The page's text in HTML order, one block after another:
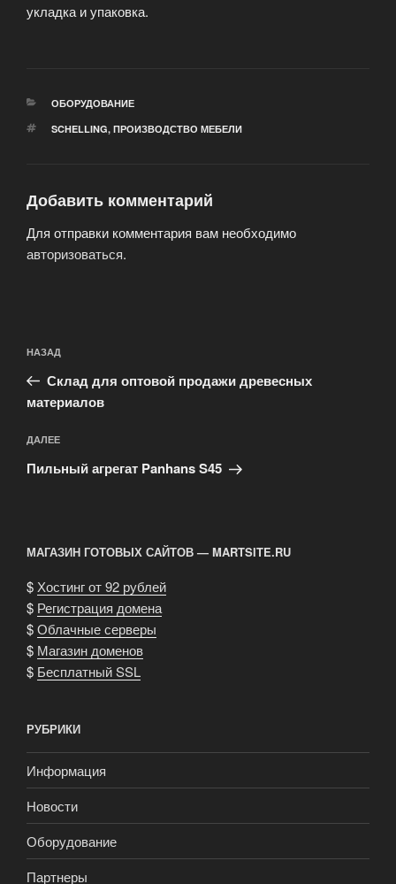
укладка и упаковка.
РУБРИКИ
ОБОРУДОВАНИЕ
МЕТКИ
SCHELLING, ПРОИЗВОДСТВО МЕБЕЛИ
Добавить комментарий
Для отправки комментария вам необходимо
авторизоваться.
по
записям
Предыдущая
запись:
НАЗАД
Склад для оптовой продажи древесных
материалов
Следующая
запись
ДАЛЕЕ
Пильный агрегат Panhans S45
МАГАЗИН ГОТОВЫХ САЙТОВ — MARTSITE.RU
$ Хостинг от 92 рублей
$ Регистрация домена
$Облачные серверы
$ Магазин доменов
$ Бесплатный SSL
РУБРИКИ
Информация
Новости
Оборудование
Партнеры